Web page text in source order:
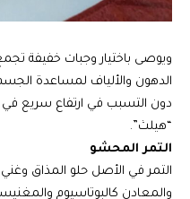
ويوصى باختيار وجبات خفيفة
الدهون والألياف لمساعدة
دون التسبب في ارتفاع سريع
“هيلث”.
التمر المحشو
التمر في الأصل حلو المذاق وغني
والمعادن كالبوتاسيوم